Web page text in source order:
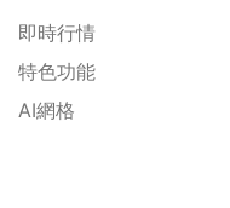
即時行情
特色功能
AI網格